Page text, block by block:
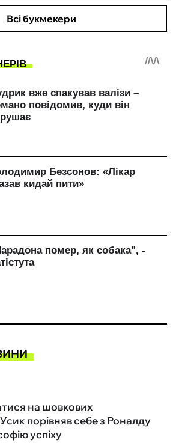
Всі букмекери
на шовкових
порівняв себе з Роналду
успіху